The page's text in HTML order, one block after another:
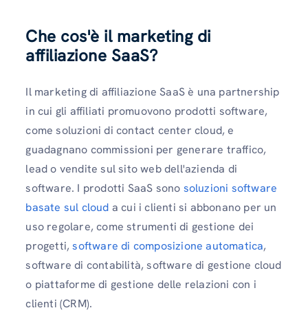
Che cos'è il marketing di
affiliazione SaaS?
Il marketing di affiliazione SaaS è una partnership
in cui gli affiliati promuovono prodotti software,
come soluzioni di contact center cloud, e
guadagnano commissioni per generare traffico,
lead o vendite sul sito web dell'azienda di
software. I prodotti SaaS sono soluzioni software
basate sul cloud a cui i clienti si abbonano per un
uso regolare, come strumenti di gestione dei
progetti,software di composizione automatica,
software di contabilità, software di gestione cloud
o piattaforme di gestione delle relazioni con i
clienti (CRM).